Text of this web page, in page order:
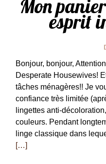
Mon
esprit
Bonjour, bonjour,
Desperate Housewives!
tâches ménagères!! Je
confiance très limitée
lingettes anti-
couleurs. Pendant
linge classique dans
[…]